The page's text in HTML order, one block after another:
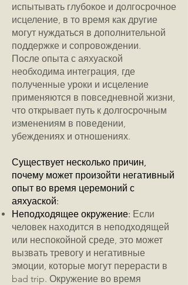
испытывать глубокое и долгосрочное
исцеление, в то время как другие
могут нуждаться в дополнительной
поддержке и сопровождении.
После опыта с аяхуаской
необходима интеграция, где
полученные уроки и исцеление
применяются в повседневной жизни,
что открывает путь к долгосрочным
изменениям в поведении,
убеждениях и отношениях.
Существует несколько причин,
почему может произойти негативный
опыт во время церемоний с
аяхуаской:
Неподходящее окружение: Если
человек находится в неподходящей
или неспокойной среде, это может
вызвать тревогу и негативные
эмоции, которые могут перерасти в
bad trip. Окружение во время